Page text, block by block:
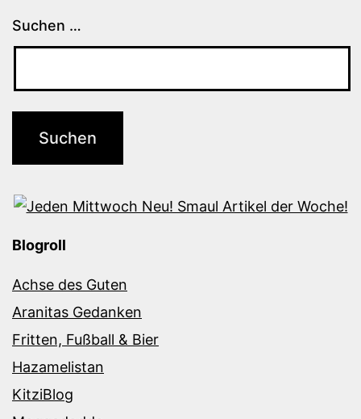
Suchen …
Blogroll
Achse des Guten
Aranitas Gedanken
Fritten, Fußball & Bier
Hazamelistan
KitziBlog